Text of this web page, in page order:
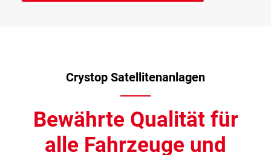
Crystop Satellitenanlagen
Bewährte Qualität für
alle Fahrzeuge und